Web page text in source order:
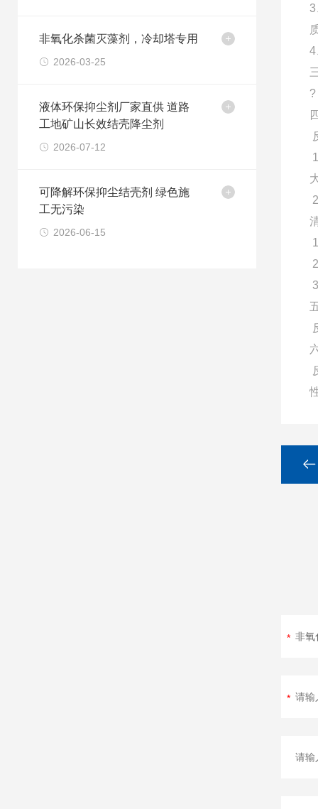
非氧化杀菌灭藻剂，冷却塔专用
2026-03-25
液体环保抑尘剂厂家直供 道路
工地矿山长效结壳降尘剂
2026-07-12
可降解环保抑尘结壳剂 绿色施
工无污染
2026-06-15
3
4
?